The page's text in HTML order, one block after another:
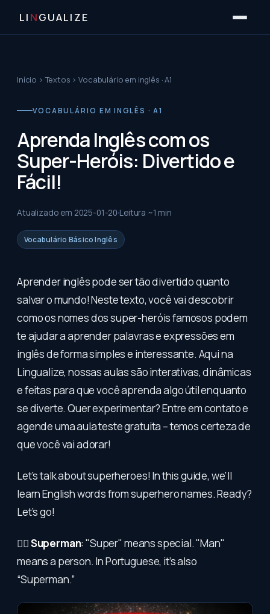
LI NGUALIZE
Início ›Textos ›Vocabulário em inglês · A1
VOCABULÁRIO EM INGLÊS · A1
Aprenda Inglês com os
Super-Heróis: Divertido e
Fácil!
Atualizado em 2025-01-20 Leitura ~1 min
Vocabulário Básico Inglês
Aprender inglês pode ser tão divertido quanto
salvar o mundo! Neste texto, você vai descobrir
como os nomes dos super-heróis famosos podem
te ajudar a aprender palavras e expressões em
inglês de forma simples e interessante. Aqui na
Lingualize, nossas aulas são interativas, dinâmicas
e feitas para que você aprenda algo útil enquanto
se diverte. Quer experimentar? Entre em contato e
agende uma aula teste gratuita – temos certeza de
que você vai adorar!
Let’s talk about superheroes! In this guide, we’ll
learn English words from superhero names. Ready?
Let’s go!
🦸‍♂️Superman: "Super" means special. "Man"
means a person. In Portuguese, it’s also
“Superman.”